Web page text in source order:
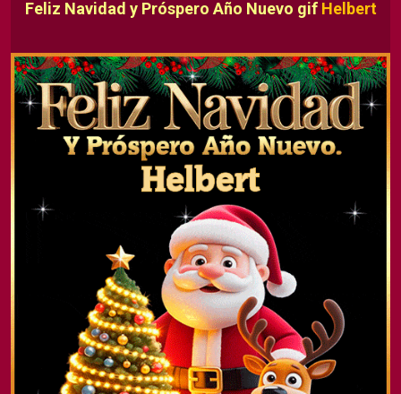
Feliz Navidad y Próspero Año Nuevo gif Helbert